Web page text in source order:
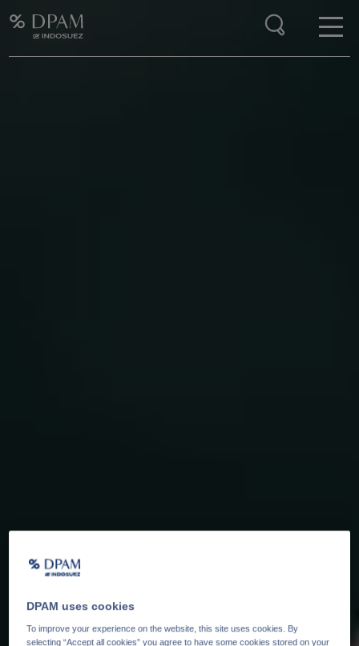
DPAM uses cookies
To improve your experience on the website, this site uses cookies. By
selecting “Accept all cookies” you agree to have some cookies stored on your